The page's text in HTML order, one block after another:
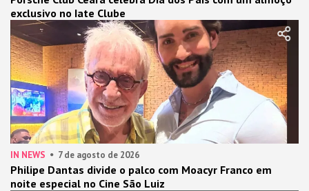
exclusivo no Iate Clube
IN NEWS 7 de agosto de 2026
Philipe Dantas divide o palco com Moacyr Franco em
noite especial no Cine São Luiz